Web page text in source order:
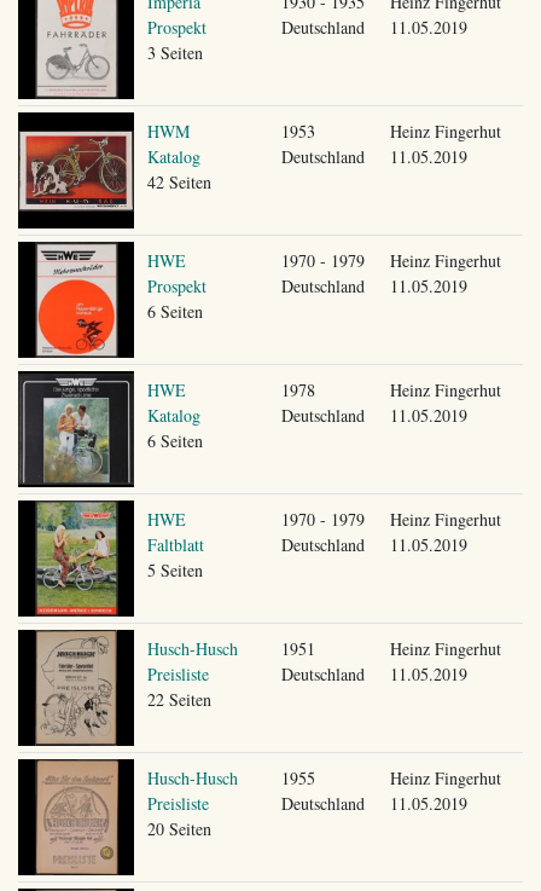
Prospekt
3 Seiten
Deutschland
11.05.2019
HWM
Katalog
42 Seiten
1953
Deutschland
Heinz Fingerhut
11.05.2019
HWE
Prospekt
6 Seiten
1970 - 1979
Deutschland
Heinz Fingerhut
11.05.2019
HWE
Katalog
6 Seiten
1978
Deutschland
Heinz Fingerhut
11.05.2019
HWE
Faltblatt
5 Seiten
1970 - 1979
Deutschland
Heinz Fingerhut
11.05.2019
Husch-Husch
Preisliste
22 Seiten
1951
Deutschland
Heinz Fingerhut
11.05.2019
Husch-Husch
Preisliste
20 Seiten
1955
Deutschland
Heinz Fingerhut
11.05.2019